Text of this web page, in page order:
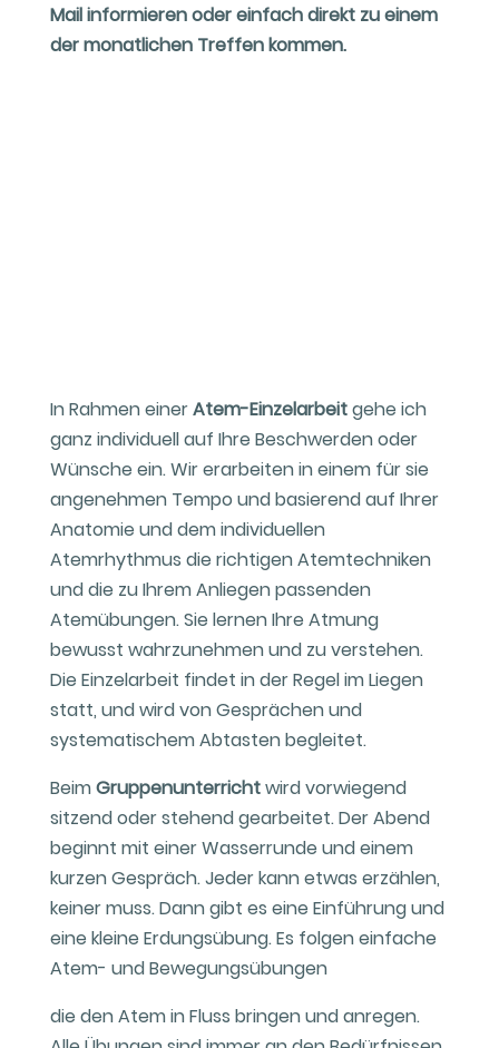
Mail informieren oder einfach direkt zu einem
der monatlichen Treffen kommen.
In Rahmen einerAtem-Einzelarbeitgehe ich
ganz individuell auf Ihre Beschwerden oder
Wünsche ein. Wir erarbeiten in einem für sie
angenehmen Tempo und basierend auf Ihrer
Anatomie und dem individuellen
Atemrhythmus die richtigen Atemtechniken
und die zu Ihrem Anliegen passenden
Atemübungen. Sie lernen Ihre Atmung
bewusst wahrzunehmen und zu verstehen.
Die Einzelarbeit findet in der Regel im Liegen
statt, und wird von Gesprächen und
systematischem Abtasten begleitet.
BeimGruppenunterrichtwird vorwiegend
sitzend oder stehend gearbeitet. Der Abend
beginnt mit einer Wasserrunde und einem
kurzen Gespräch. Jeder kann etwas erzählen,
keiner muss. Dann gibt es eine Einführung und
eine kleine Erdungsübung. Es folgen einfache
Atem- und Bewegungsübungen
die den Atem in Fluss bringen und anregen.